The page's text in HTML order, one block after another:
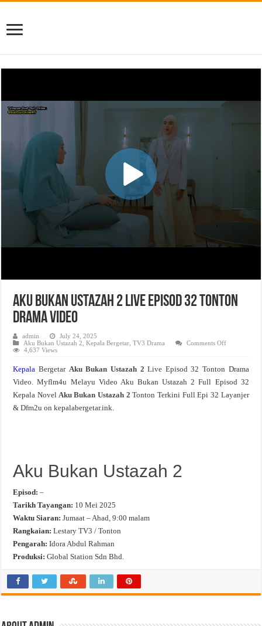
Aku Bukan Ustazah 2 Live Episod 32 Tonton
Drama Video
admin
July 24, 2025
Aku Bukan Ustazah 2 ,Kepala Bergetar ,TV3 Drama Comments Offon
2
Episod
Tonton
4,637 Views
Kepala Bergetar Aku Bukan Ustazah 2Live Episod 32 Tonton Drama
Video. Myflm4u Melayu Video Aku Bukan Ustazah 2 Full Episod 32
Kepala NovelAku Bukan Ustazah 2Tonton Terkini Full Epi 32 Layanjer
& Dfm2u on kepalabergetar.ink.
Aku Bukan Ustazah 2
Episod: –
Tarikh Tayangan: 10 Mei 2025
Waktu Siaran: Jumaat – Ahad, 9:00 malam
Rangkaian:Lestary TV3 / Tonton
Pengarah: Idora Abdul Rahman
Produksi: Global Station Sdn Bhd.